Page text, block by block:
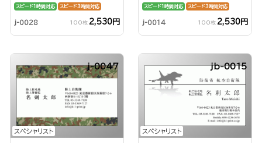
スピード1時間対応 スピード3時間対応
j-0028 100枚 2,530円
スピード1時間対応 スピード3時間対応
j-0014 100枚 2,530円
スペシャリスト
j-0047
スペシャリスト
jb-0015